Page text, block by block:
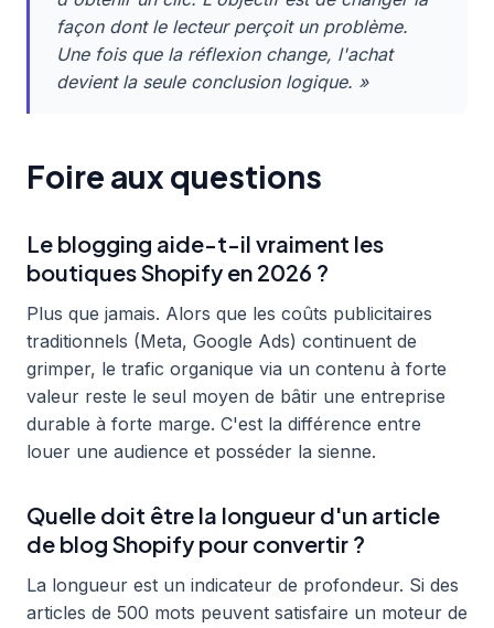
façon dont le lecteur perçoit un problème.
Une fois que la réflexion change, l'achat
devient la seule conclusion logique. »
Foire aux questions
Le blogging aide-t-il vraiment les
boutiques Shopify en 2026 ?
Plus que jamais. Alors que les coûts publicitaires
traditionnels (Meta, Google Ads) continuent de
grimper, le trafic organique via un contenu à forte
valeur reste le seul moyen de bâtir une entreprise
durable à forte marge. C'est la différence entre
louer une audience et posséder la sienne.
Quelle doit être la longueur d'un article
de blog Shopify pour convertir ?
La longueur est un indicateur de profondeur. Si des
articles de 500 mots peuvent satisfaire un moteur de